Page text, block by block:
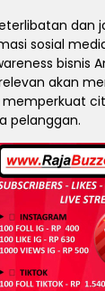
dan
sosial
bisnis
akan
pelanggan.